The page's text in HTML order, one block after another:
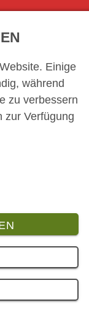
für ein
Monster
Einige
während
zu verbessern
zur Verfügung